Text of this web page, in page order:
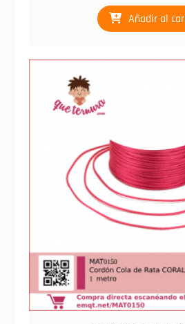
Añadir al